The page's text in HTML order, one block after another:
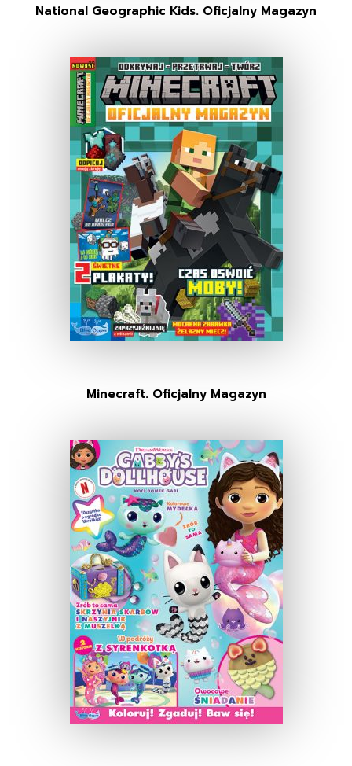
National Geographic Kids. Oficjalny Magazyn
Minecraft. Oficjalny Magazyn